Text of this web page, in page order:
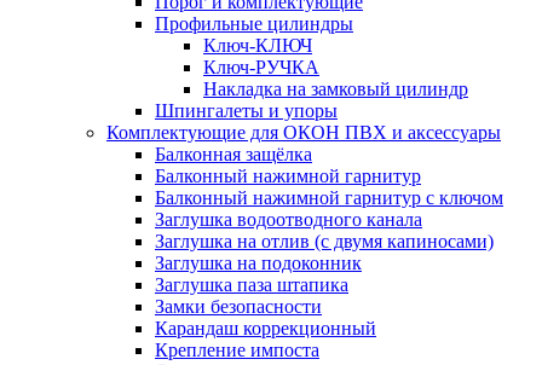
Профильные цилиндры
Ключ-КЛЮЧ
Ключ-РУЧКА
Накладка на замковый цилиндр
Шпингалеты и упоры
Комплектующие для ОКОН ПВХ и аксессуары
Балконная защёлка
Балконный нажимной гарнитур
Балконный нажимной гарнитур с ключом
Заглушка водоотводного канала
Заглушка на отлив (с двумя капиносами)
Заглушка на подоконник
Заглушка паза штапика
Замки безопасности
Карандаш коррекционный
Крепление импоста